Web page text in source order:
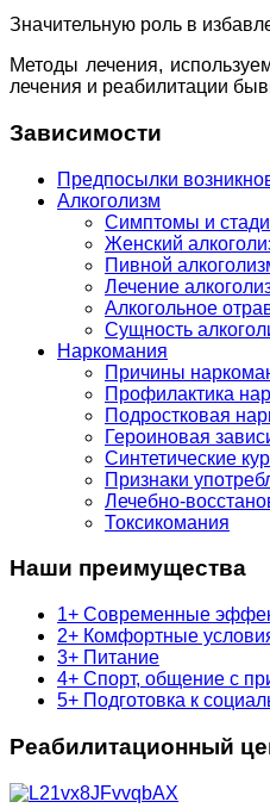
Значительную роль в
Методы лечения,
лечения и реабилитации
Зависимости
Предпосылки
Алкоголизм
Симптомы и
Женский
Пивной
Лечение
Алкогольное
Сущность
Наркомания
Причины
Профилактика
Подростковая
Героиновая
Синтетические
Признаки
Лечебно-
Токсикомания
Наши преимущества
1+ Современные
2+ Комфортные
3+ Питание
4+ Спорт, общение с
5+ Подготовка к
Реабилитационный